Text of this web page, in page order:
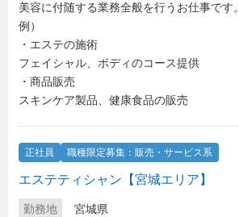
美容に付随する業務全般を行うお仕事です。
例）
・エステの施術
フェイシャル、ボディのコース提供
・商品販売
スキンケア製品、健康食品の販売
正社員 職種限定募集：販売・サービス系
エステティシャン【宮城エリア】
勤務地 宮城県